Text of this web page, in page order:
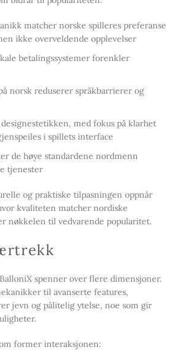
matcher norske spilleres preferanse
ikke overveldende opplevelser
betalingssystemer forenkler
norsk reduserer språkbarrierer og
med fokus på klarhet
i spillets interface
de høye standardene nordmenn
tjenester
og praktiske tilpasningen oppnår
kvaliteten matcher nordiske
nøkkelen til vedvarende popularitet.
spenner over flere dimensjoner.
til avanserte features,
jevn og pålitelig ytelse, noe som gir
former interaksjonen: